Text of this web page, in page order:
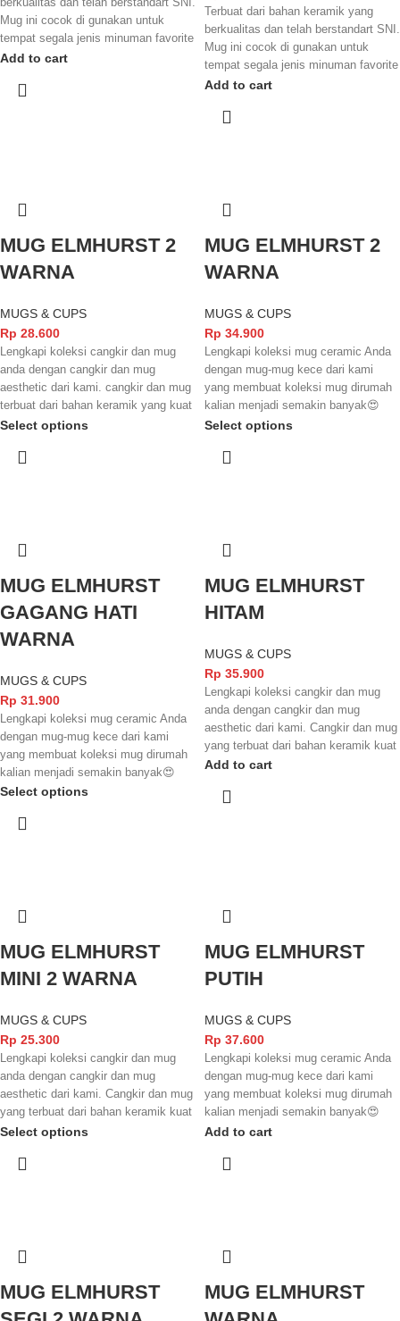
berkualitas dan telah berstandart SNI.
Mug ini cocok di gunakan untuk
tempat segala jenis minuman favorite
Anda. Selain itu juga dilengkapi
Add to cart
Terbuat dari bahan keramik yang
berkualitas dan telah berstandart SNI.
Mug ini cocok di gunakan untuk
tempat segala jenis minuman favorite
Anda. Selain itu juga dilengkapi
Add to cart
MUG ELMHURST 2
WARNA
MUGS & CUPS
Rp 28.600
Lengkapi koleksi cangkir dan mug
anda dengan cangkir dan mug
aesthetic dari kami. cangkir dan mug
terbuat dari bahan keramik yang kuat
dengan finishing yang glowsy
Select options
MUG ELMHURST 2
WARNA
MUGS & CUPS
Rp 34.900
Lengkapi koleksi mug ceramic Anda
dengan mug-mug kece dari kami
yang membuat koleksi mug dirumah
kalian menjadi semakin banyak😍
Mug yang terbuat dari bahan keramik
GRADE yang membuatnya semakin
kalian✨
Select options
MUG ELMHURST
GAGANG HATI
WARNA
MUGS & CUPS
Rp 31.900
Lengkapi koleksi mug ceramic Anda
dengan mug-mug kece dari kami
yang membuat koleksi mug dirumah
kalian menjadi semakin banyak😍
Mug yang terbuat dari bahan keramik
GRADE yang membuatnya semakin
kalian✨
Select options
MUG ELMHURST
HITAM
MUGS & CUPS
Rp 35.900
Lengkapi koleksi cangkir dan mug
anda dengan cangkir dan mug
aesthetic dari kami. Cangkir dan mug
yang terbuat dari bahan keramik kuat
dengan finishing yang glossy
Add to cart
MUG ELMHURST
MINI 2 WARNA
MUGS & CUPS
Rp 25.300
Lengkapi koleksi cangkir dan mug
anda dengan cangkir dan mug
aesthetic dari kami. Cangkir dan mug
yang terbuat dari bahan keramik kuat
dengan finishing yang glossy
Select options
MUG ELMHURST
PUTIH
MUGS & CUPS
Rp 37.600
Lengkapi koleksi mug ceramic Anda
dengan mug-mug kece dari kami
yang membuat koleksi mug dirumah
kalian menjadi semakin banyak😍
Mug yang terbuat dari bahan keramik
GRADE yang membuatnya semakin
kalian✨
Add to cart
MUG ELMHURST
MUG ELMHURST